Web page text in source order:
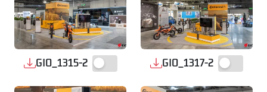
GIO_1315-2 GIO_1317-2